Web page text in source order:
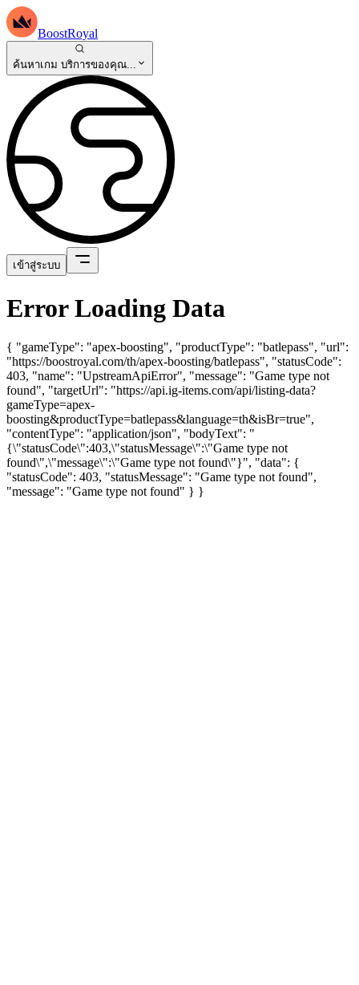
BoostRoyal
ค้นหาเกม บริการของคุณ...
เข้าสู่ระบบ
Error Loading Data
{ "gameType": "apex-boosting", "productType": "batlepass", "url":
"https://boostroyal.com/th/apex-boosting/batlepass", "statusCode":
403, "name": "UpstreamApiError", "message": "Game type not
found", "targetUrl": "https://api.ig-items.com/api/listing-data?
gameType=apex-
boosting&productType=batlepass&language=th&isBr=true",
"contentType": "application/json", "bodyText": "
{\"statusCode\":403,\"statusMessage\":\"Game type not
found\",\"message\":\"Game type not found\"}", "data": {
"statusCode": 403, "statusMessage": "Game type not found",
"message": "Game type not found" } }